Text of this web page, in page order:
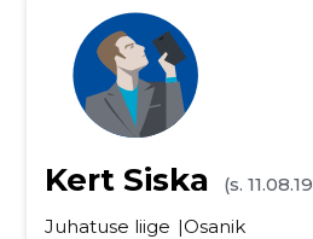
Kert Siska
(s.
Juhatuse liige
Osanik